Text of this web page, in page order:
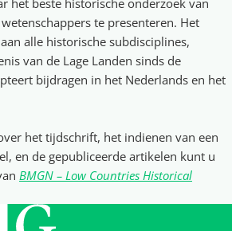
te presenteren. Het
alle historische subdisciplines,
van de Lage Landen sinds de
bijdragen in het Nederlands en het
het tijdschrift, het indienen van een
en de gepubliceerde artikelen kunt u
BMGN – Low Countries Historical